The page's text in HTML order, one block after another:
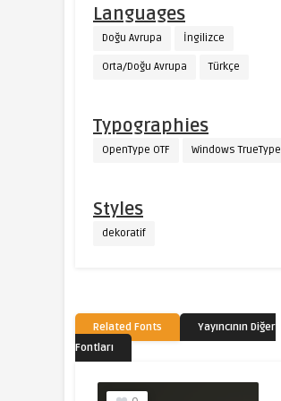
Languages
Doğu Avrupa İngilizce
Orta/Doğu Avrupa Türkçe
Typographies
OpenType OTF Windows TrueType
Styles
dekoratif
Related Fonts
Yayıncının Diğer
Fontları